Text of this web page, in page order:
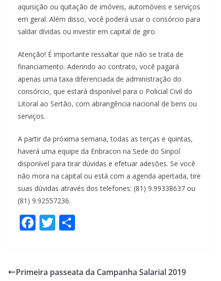
aquisição ou quitação de imóveis, automóveis e serviços
em geral. Além disso, você poderá usar o consórcio para
saldar dívidas ou investir em capital de giro.
Atenção! É importante ressaltar que não se trata de
financiamento. Aderindo ao contrato, você pagará
apenas uma taxa diferenciada de administração do
consórcio, que estará disponível para o Policial Civil do
Litoral ao Sertão, com abrangência nacional de bens ou
serviços.
A partir da próxima semana, todas as terças e quintas,
haverá uma equipe da Enbracon na Sede do Sinpol
disponível para tirar dúvidas e efetuar adesões. Se você
não mora na capital ou está com a agenda apertada, tire
suas dúvidas através dos telefones: (81) 9.99338637 ou
(81) 9.92557236.
F
b
T
er e
Primeira passeata da Campanha Salarial 2019